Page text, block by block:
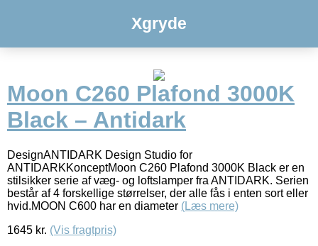
Xgryde
Moon C260 Plafond 3000K
Black – Antidark
DesignANTIDARK Design Studio for
ANTIDARKKonceptMoon C260 Plafond 3000K Black er en
stilsikker serie af væg- og loftslamper fra ANTIDARK. Serien
består af 4 forskellige størrelser, der alle fås i enten sort eller
hvid.MOON C600 har en diameter (Læs mere)
1645 kr. (Vis fragtpris)